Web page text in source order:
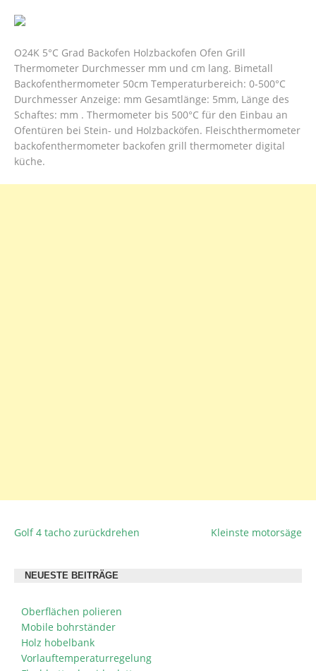
O24K 5°C Grad Backofen Holzbackofen Ofen Grill
Thermometer Durchmesser mm und cm lang. Bimetall
Backofenthermometer 50cm Temperaturbereich: 0-500°C
Durchmesser Anzeige: mm Gesamtlänge: 5mm, Länge des
Schaftes: mm . Thermometer bis 500°C für den Einbau an
Ofentüren bei Stein- und Holzbacköfen. Fleischthermometer
backofenthermometer backofen grill thermometer digital
küche.
BEITRAGSNAVIGATION
Golf 4 tacho zurückdrehen Kleinste motorsäge
NEUESTE BEITRÄGE
Oberflächen polieren
Mobile bohrständer
Holz hobelbank
Vorlauftemperaturregelung